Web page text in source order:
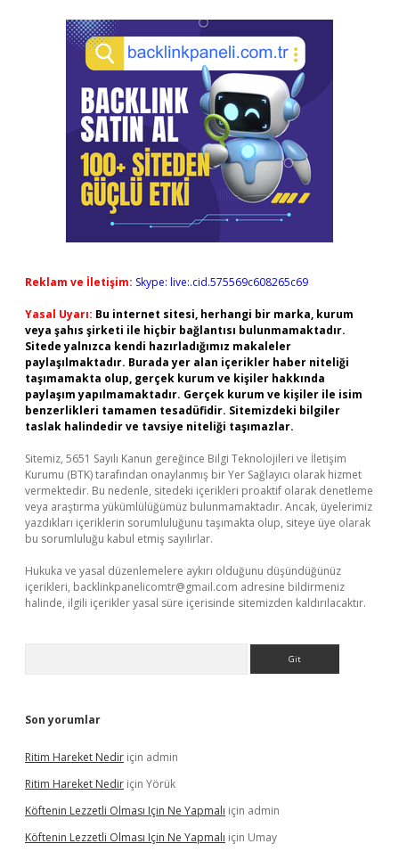
Reklam ve İletişim: Skype: live:.cid.575569c608265c69
Yasal Uyarı: Bu internet sitesi, herhangi bir marka, kurum
veya şahıs şirketi ile hiçbir bağlantısı bulunmamaktadır.
Sitede yalnızca kendi hazırladığımız makaleler
paylaşılmaktadır. Burada yer alan içerikler haber niteliği
taşımamakta olup, gerçek kurum ve kişiler hakkında
paylaşım yapılmamaktadır. Gerçek kurum ve kişiler ile isim
benzerlikleri tamamen tesadüfidir. Sitemizdeki bilgiler
taslak halindedir ve tavsiye niteliği taşımazlar.
Sitemiz, 5651 Sayılı Kanun gereğince Bilgi Teknolojileri ve İletişim
Kurumu (BTK) tarafından onaylanmış bir Yer Sağlayıcı olarak hizmet
vermektedir. Bu nedenle, sitedeki içerikleri proaktif olarak denetleme
veya araştırma yükümlülüğümüz bulunmamaktadır. Ancak, üyelerimiz
yazdıkları içeriklerin sorumluluğunu taşımakta olup, siteye üye olarak
bu sorumluluğu kabul etmiş sayılırlar.
Hukuka ve yasal düzenlemelere aykırı olduğunu düşündüğünüz
içerikleri, backlinkpanelicomtr@gmail.com adresine bildirmeniz
halinde, ilgili içerikler yasal süre içerisinde sitemizden kaldırılacaktır.
Son yorumlar
Ritim Hareket Nedir için admin
Ritim Hareket Nedir için Yörük
Köftenin Lezzetli Olması Için Ne Yapmalı için admin
Köftenin Lezzetli Olması Için Ne Yapmalı için Umay